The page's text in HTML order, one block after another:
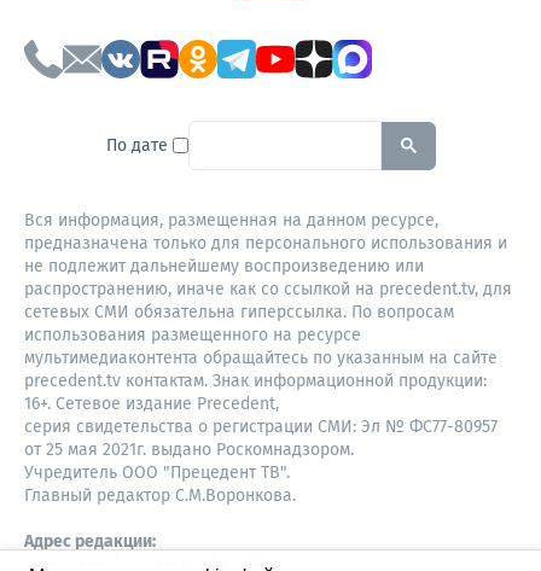
По дате To search this site, enter a
Вся информация, размещенная на данном ресурсе,
предназначена только для персонального использования и
не подлежит дальнейшему воспроизведению или
распространению, иначе как со ссылкой на precedent.tv, для
сетевых СМИ обязательна гиперссылка. По вопросам
использования размещенного на ресурсе
мультимедиаконтента обращайтесь по указанным на сайте
precedent.tv контактам. Знак информационной продукции:
16+. Сетевое издание Precedent,
серия свидетельства о регистрации СМИ: Эл № ФС77-80957
от 25 мая 2021г. выдано Роскомнадзором.
Учредитель ООО "Прецедент ТВ".
Главный редактор С.М.Воронкова.
Адрес редакции: